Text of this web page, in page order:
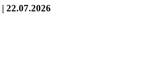
| 22.07.2026